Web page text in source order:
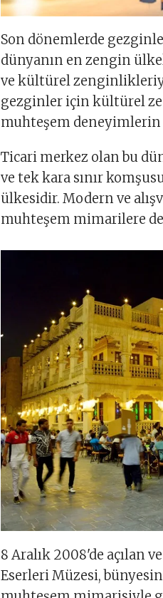
Son dönemlerde
dünyanın en zengin
ve kültürel
gezginler için kültürel
muhteşem deneyimlerin
Ticari merkez olan bu
ve tek kara sınır
ülkesidir. Modern ve
muhteşem mimarilere
8 Aralık 2008'de açılan
Eserleri Müzesi,